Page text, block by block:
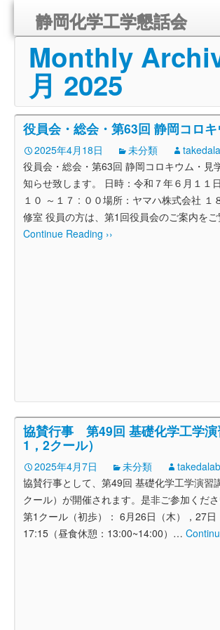
静岡化学工学懇話会
静岡化学工学懇話会とは
講演会のご案内
組織
入会のご案内
会報
リンク
Monthly
月 2025
役員会・総会・第63回 静岡コロ
2025年4月18日 未分類
役員会・総会・第63回 静岡コロキウム・見
知らせ致します。 日時：令和７年６月１１
１０ ～１７ : ００場所：ヤマハ株式会社
修室 役員の方は、第1回役員会のご案内をご
Continue Reading ››
協賛行事 第49回 基礎化学工学演
1，2クール）
2025年4月7日 未分類
takedalab
協賛行事として、第49回 基礎化学工学演習
クール）が開催されます。是非ご参加く
第1クール（初歩）： 6月26日（木），27日
17:15（昼食休憩：13:00~14:00） …